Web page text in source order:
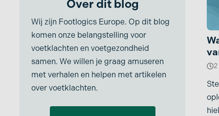
Enkelklachten/Verzwikt
Etalagebenen
Fasciitis plantaris
Fat pad syndroom
Hallux Rigidus
Pijn in kuit
Pijn in onderbeen
Pijnlijke hak
Over dit blog
Wij zijn Footlogics Europe. Op dit blog
komen onze belangstelling voor
voetklachten en voetgezondheid
samen. We willen je graag amuseren
met verhalen en helpen met artikelen
over voetklachten.